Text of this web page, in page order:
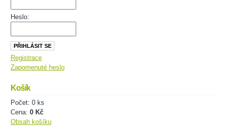
Heslo:
Registrace
Zapomenuté heslo
Košík
Počet: 0 ks
Cena: 0 Kč
Obsah košíku